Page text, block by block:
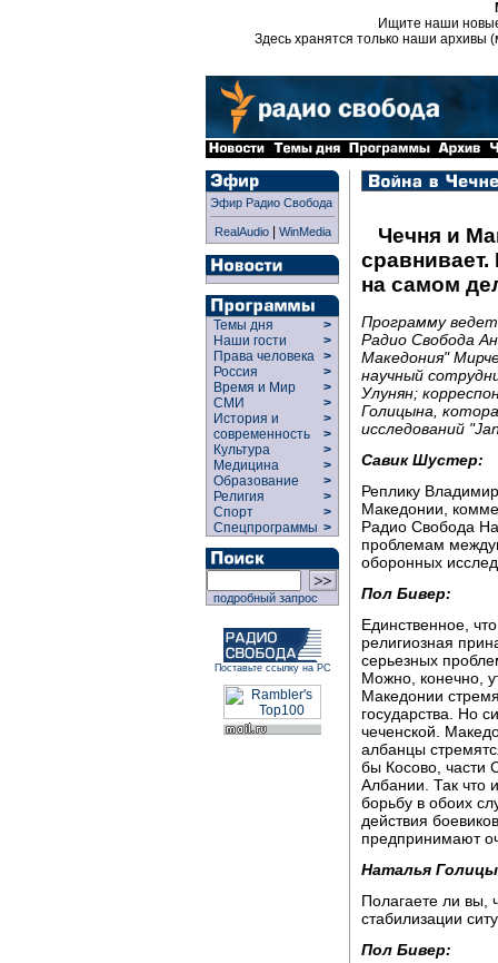
Ищите наши
Здесь хранятся только наши архивы
Эфир Радио Свобода
RealAudio| WinMedia
Темы дня
>
Наши гости
>
Права человека >
Россия
>
Время и Мир
>
СМИ
>
История и
современность
>
>
Культура
>
Медицина
>
Образование
>
Религия
>
Спорт
>
Спецпрограммы >
подробный запрос
Поставьте ссылку на РС
Чечня и
на самом
Программу
Радио Свобода
Македония"
научный
Улунян;
Голицына,
исследований
Савик Шустер:
Реплику
Македонии,
Радио Свобода
проблемам
оборонных
Пол Бивер:
Единственное,
религиозная
серьезных
Можно, конечно,
Македонии
государства. Но
чеченской.
албанцы
бы Косово, части
Албании. Так что
борьбу в обоих
действия
предпринимают
Наталья
Полагаете ли вы,
стабилизации
Пол Бивер: